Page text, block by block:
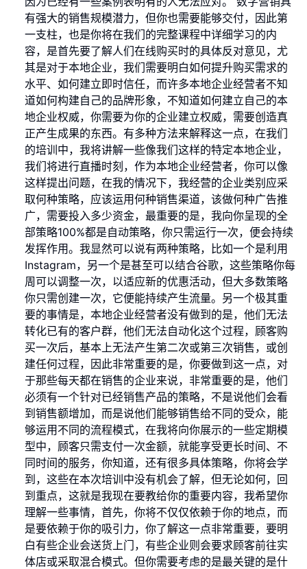
有强大的销售规模潜力，但你也需要能够交付，因此第
一支柱，也是你将在我们的完整课程中详细学习的内
容，是首先要了解人们在线购买时的具体反对意见，尤
其是对于本地企业，我们需要明白如何提升购买需求的
水平、如何建立即时信任，而许多本地企业经营者不知
道如何构建自己的品牌形象，不知道如何建立自己的本
地企业权威，你需要为你的企业建立权威，需要创造真
正产生成果的东西。有多种方法来解释这一点，在我们
的培训中，我将讲解一些像我们这样的特定本地企业，
我们将进行直播时刻，作为本地企业经营者，你可以像
这样提出问题，在我的情况下，我经营的企业类别应采
取何种策略，应该运用何种销售渠道，该做何种广告推
广，需要投入多少资金，最重要的是，我向你呈现的全
部策略100%都是自动策略，你只需运行一次，便会持续
发挥作用。我显然可以说有两种策略，比如一个是利用
Instagram，另一个是甚至可以结合谷歌，这些策略你每
周可以调整一次，以适应新的优惠活动，但大多数策略
你只需创建一次，它便能持续产生流量。另一个极其重
要的事情是，本地企业经营者没有做到的是，他们无法
转化已有的客户群，他们无法自动化这个过程，顾客购
买一次后，基本上无法产生第二次或第三次销售，或创
建任何过程，因此非常重要的是，你要做到这一点，对
于那些每天都在销售的企业来说，非常重要的是，他们
必须有一个针对已经销售产品的策略，不是说他们会看
到销售额增加，而是说他们能够销售给不同的受众，能
够运用不同的流程模式，在我将向你展示的一些定期模
型中，顾客只需支付一次金额，就能享受更长时间、不
同时间的服务，你知道，还有很多具体策略，你将会学
到，这些在本次培训中没有机会了解，但无论如何，回
到重点，这就是我现在要教给你的重要内容，我希望你
理解一些事情，首先，你将不仅仅依赖于你的地点，而
是要依赖于你的吸引力，你了解这一点非常重要，要明
白有些企业会送货上门，有些企业则会要求顾客前往实
体店或采取混合模式。但你需要考虑的是最关键的是什